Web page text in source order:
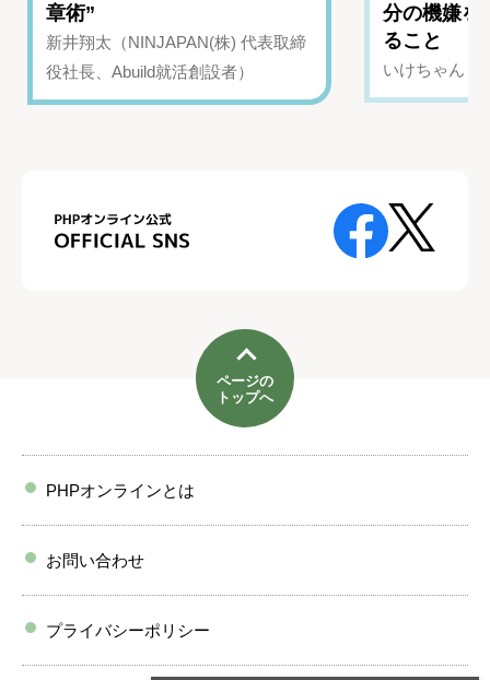
章術”
新井翔太（NINJAPAN(株) 代表取締
役社長、Abuild就活創設者）
分の機嫌を
ること
いけちゃん（
ページの
トップへ
PHPオンラインとは
お問い合わせ
プライバシーポリシー